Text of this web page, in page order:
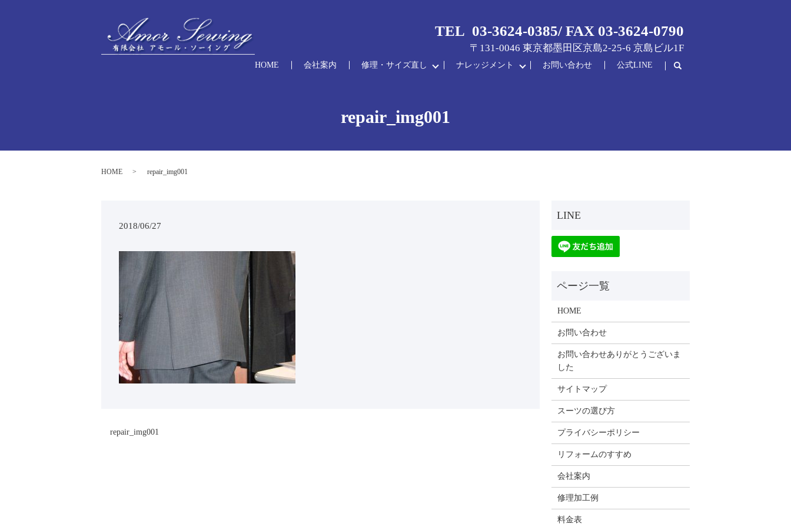
HOME 会社案内 修理・サイズ直し ナレッジメント お問い合わせ 公式LINE search
TEL 03-3624-0385/ FAX 03-3624-0790
〒131-0046 東京都墨田区京島2-25-6 京島ビル1F
repair_img001
HOME repair_img001
2018/06/27
repair_img001
HOME
お問い合わせ
お問い合わせありがとうございま
した
サイトマップ
スーツの選び方
プライバシーポリシー
リフォームのすすめ
会社案内
修理加工例
料金表